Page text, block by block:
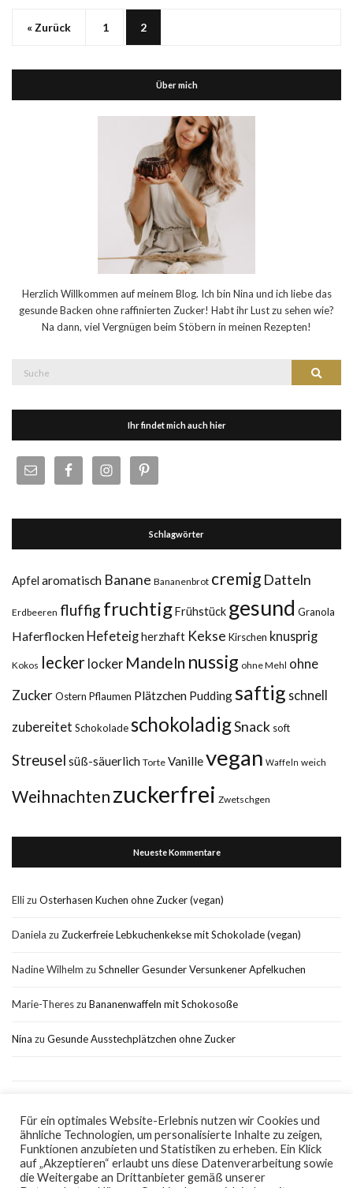
« Zurück 1 2
Über mich
Herzlich Willkommen auf meinem Blog. Ich bin Nina und ich liebe das
gesunde Backen ohne raffinierten Zucker! Habt ihr Lust zu sehen wie?
Na dann, viel Vergnügen beim Stöbern in meinen Rezepten!
Suche
Ihr findet mich auch hier
Schlagwörter
Apfel aromatisch Banane Bananenbrot cremig Datteln
Erdbeeren fluffig fruchtigFrühstück gesund Granola
Haferflocken Hefeteigherzhaft Kekse Kirschen knusprig
Kokos lecker locker Mandeln nussig ohne Mehl ohne
ZuckerOstern Pflaumen Plätzchen Puddingsaftig schnell
zubereitet SchokoladeschokoladigSnack soft
Streusel süß-säuerlich Torte Vanillevegan Waffeln weich
Weihnachten zuckerfrei Zwetschgen
Neueste Kommentare
Ellizu Osterhasen Kuchen ohne Zucker (vegan)
Daniela zu Zuckerfreie Lebkuchenkekse mit Schokolade (vegan)
Nadine Wilhelm zu Schneller Gesunder Versunkener Apfelkuchen
Marie-Thereszu Bananenwaffeln mit Schokosoße
Nina zu Gesunde Ausstechplätzchen ohne Zucker
Impressum Datenschutz
Für ein optimales Website-Erlebnis nutzen wir Cookies und
ähnliche Technologien, um personalisierte Inhalte zu zeigen,
Funktionen anzubieten und Statistiken zu erheben. Ein Klick
auf „Akzeptieren“ erlaubt uns diese Datenverarbeitung sowie
die Weitergabe an Drittanbieter gemäß unserer